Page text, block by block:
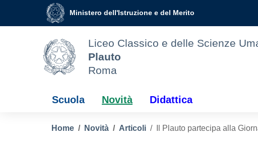
Vai ai contenuti
Vai al menu di navigazione
Ministero dell'Istruzione e del Merito
Liceo Classico e delle Scienze
Plauto
Roma
Scuola Novità Didattica
Home Novità Articoli Il Plauto partecipa alla